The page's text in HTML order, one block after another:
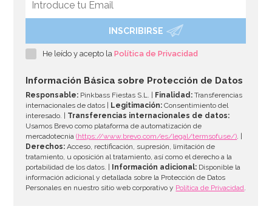
INSCRIBIRSE
He leído y acepto laPolítica de Privacidad
Información Básica sobre Protección de Datos
Responsable: Pinkbass Fiestas S.L. | Finalidad: Transferencias
internacionales de datos |
Legitimación: Consentimiento del
interesado. | Transferencias internacionales de datos:
Usamos Brevo como plataforma de automatización de
mercadotecnia(https://www.brevo.com/es/legal/termsofuse/). |
Derechos: Acceso, rectificación, supresión, limitación de
tratamiento, u oposición al tratamiento, así como el derecho a la
portabilidad de los datos. |
Información adicional: Disponible la
información adicional y detallada sobre la Protección de Datos
Personales en nuestro sitio web corporativo y Política de Privacidad.